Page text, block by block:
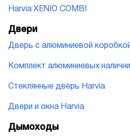
Harvia XENIO COMBI
Двери
Дверь с алюминиевой
Комплект алюминиевых
Стеклянные дверь Harvia
Двери и окна Harvia
Дымоходы